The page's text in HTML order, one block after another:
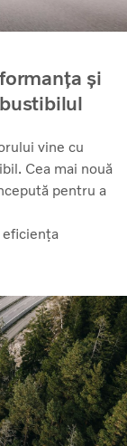
și
vine cu
Cea mai nouă
pentru a